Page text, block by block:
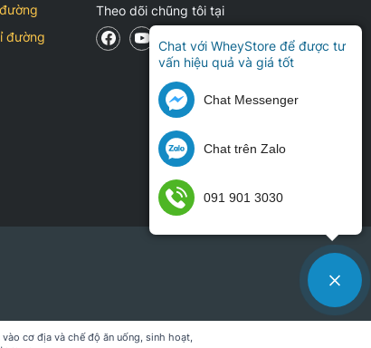
đường
Theo dõi chũng tôi tại
cơ địa và chế độ ăn uống, sinh hoạt,
Chat với WheyStore để được tư
vấn hiệu quả và giá tốt
Chat Messenger
Chat trên Zalo
091 901 3030